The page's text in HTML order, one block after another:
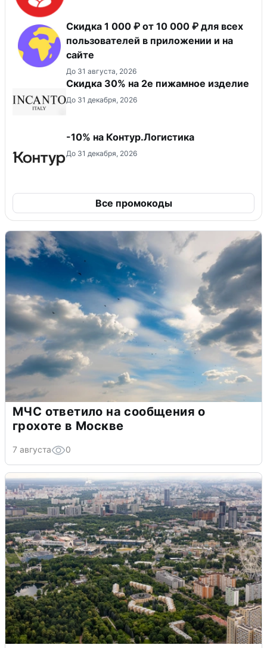
Скидка 1 000 ₽ от 10 000 ₽ для всех
пользователей в приложении и на
сайте
До 31 августа, 2026
Скидка 30% на 2е пижамное изделие
До 31 декабря, 2026
-10% на Контур.Логистика
До 31 декабря, 2026
Все промокоды
МЧС ответило на сообщения о
грохоте в Москве
7 августа 0